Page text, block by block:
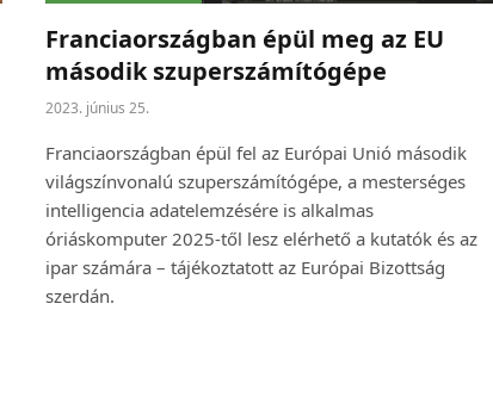
Franciaországban épül meg az EU
második szuperszámítógépe
2023. június 25.
Franciaországban épül fel az Európai Unió második
világszínvonalú szuperszámítógépe, a mesterséges
intelligencia adatelemzésére is alkalmas
óriáskomputer 2025-től lesz elérhető a kutatók és az
ipar számára – tájékoztatott az Európai Bizottság
szerdán.